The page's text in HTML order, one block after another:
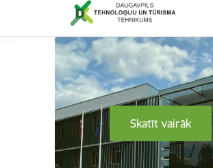
Daugavpils Tehnoloģiju un
Skatīt vairāk